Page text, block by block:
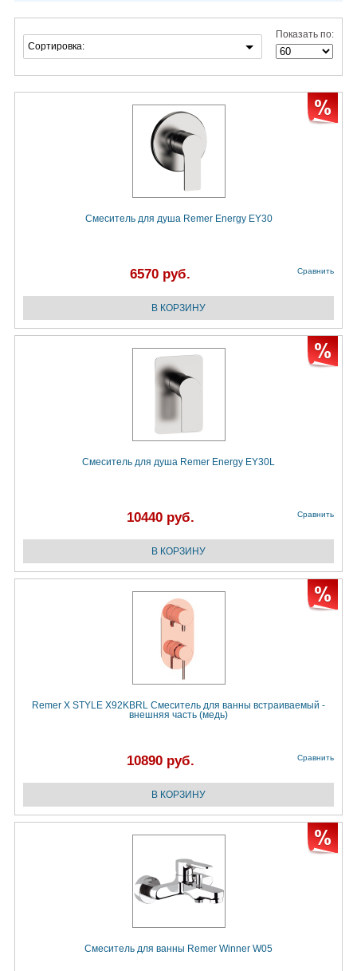
Сортировка:
Показать по:
Смеситель для душа Remer Energy EY30
6570 руб. Сравнить
Смеситель для душа Remer Energy EY30L
10440 руб. Сравнить
Remer X STYLE X92KBRL Смеситель для ванны встраиваемый -
внешняя часть (медь)
10890 руб. Сравнить
Смеситель для ванны Remer Winner W05